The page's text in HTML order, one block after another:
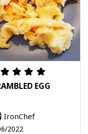
EGG
IronChef
2022